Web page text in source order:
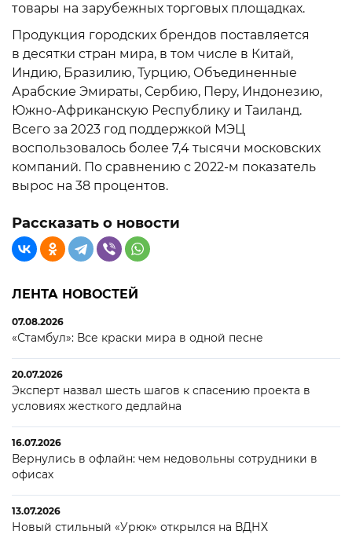
товары на зарубежных торговых площадках.
Продукция городских брендов поставляется
в десятки стран мира, в том числе в Китай,
Индию, Бразилию, Турцию, Объединенные
Арабские Эмираты, Сербию, Перу, Индонезию,
Южно-Африканскую Республику и Таиланд.
Всего за 2023 год поддержкой МЭЦ
воспользовалось более 7,4 тысячи московских
компаний. По сравнению с 2022-м показатель
вырос на 38 процентов.
Рассказать о новости
ЛЕНТА НОВОСТЕЙ
07.08.2026
«Стамбул»: Все краски мира в одной песне
20.07.2026
Эксперт назвал шесть шагов к спасению проекта в
условиях жесткого дедлайна
16.07.2026
Вернулись в офлайн: чем недовольны сотрудники в
офисах
13.07.2026
Новый стильный «Урюк» открылся на ВДНХ